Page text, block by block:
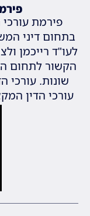
פירמת עורכי
בתחום דיני
הקשור לתחום
שונות. עורכי
עורכי הדין